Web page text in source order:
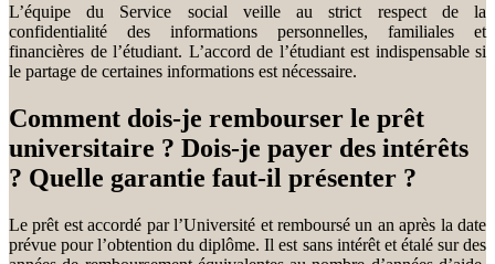
L’équipe du Service social veille au strict respect de la
confidentialité des informations personnelles, familiales et
financières de l’étudiant. L’accord de l’étudiant est indispensable si
le partage de certaines informations est nécessaire.
Comment dois-je rembourser le prêt
universitaire ? Dois-je payer des intérêts
? Quelle garantie faut-il présenter ?
Le prêt est accordé par l’Université et remboursé un an après la date
prévue pour l’obtention du diplôme. Il est sans intérêt et étalé sur des